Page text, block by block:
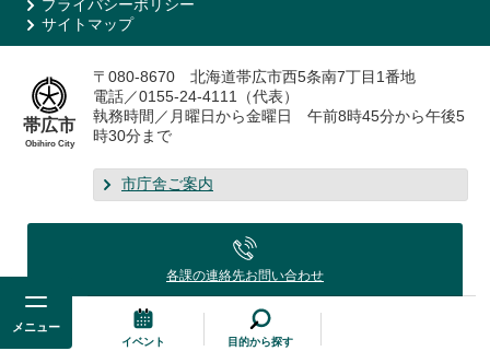
メニュー
イベント 目的から探す
プライバシーポリシー
サイトマップ
帯広市
Obihiro City
〒080-8670 北海道帯広市西5条南7丁目1番地
電話／0155-24-4111（代表）
執務時間／月曜日から金曜日 午前8時45分から午後5
時30分まで
市庁舎ご案内
各課の連絡先お問い合わせ